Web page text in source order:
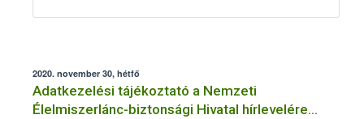
2020. november 30, hétfő
Adatkezelési tájékoztató a Nemzeti
Élelmiszerlánc-biztonsági Hivatal hírlevelére